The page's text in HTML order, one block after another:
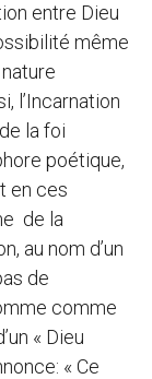
entre Dieu
même
l’Incarnation
la foi
poétique,
en ces
de la
au nom d’un
de
comme
« Dieu
« Ce